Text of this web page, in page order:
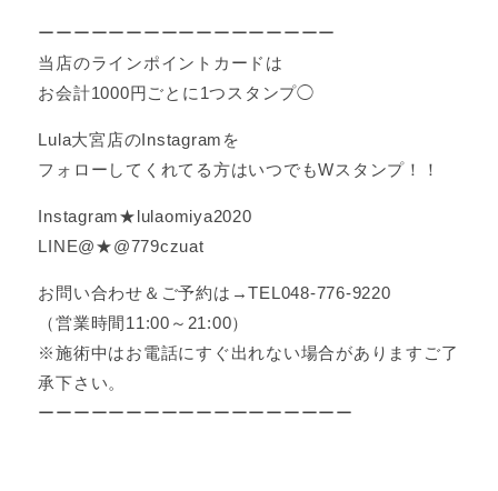
ーーーーーーーーーーーーーーーーー
当店のラインポイントカードは
お会計1000円ごとに1つスタンプ◯
Lula大宮店のInstagramを
フォローしてくれてる方はいつでもWスタンプ！！
Instagram★lulaomiya2020
LINE@★@779czuat
お問い合わせ＆ご予約は→TEL048-776-9220
（営業時間11:00～21:00）
※施術中はお電話にすぐ出れない場合がありますご了
承下さい。
ーーーーーーーーーーーーーーーーーー